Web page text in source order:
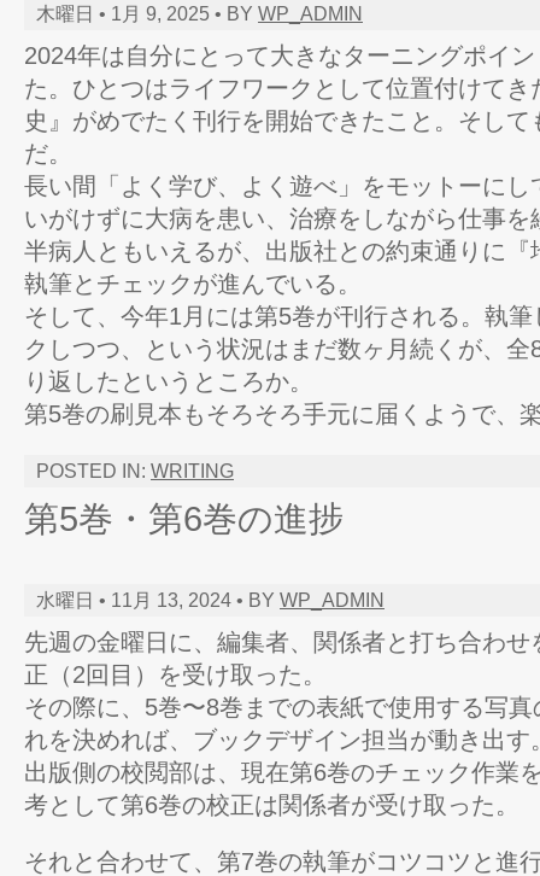
木曜日 • 1月 9, 2025 • BY WP_ADMIN
2024年は自分にとって大きなターニングポイ
た。ひとつはライフワークとして位置付けて
史』がめでたく刊行を開始できたこと。そし
だ。
長い間「よく学び、よく遊べ」をモットーに
いがけずに大病を患い、治療をしながら仕事
半病人ともいえるが、出版社との約束通りに
執筆とチェックが進んでいる。
そして、今年1月には第5巻が刊行される。執
クしつつ、という状況はまだ数ヶ月続くが、
り返したというところか。
第5巻の刷見本もそろそろ手元に届くようで、
POSTED IN: WRITING
第5巻・第6巻の進捗
水曜日 • 11月 13, 2024 • BY WP_ADMIN
先週の金曜日に、編集者、関係者と打ち合わ
正（2回目）を受け取った。
その際に、5巻〜8巻までの表紙で使用する写
れを決めれば、ブックデザイン担当が動き出す
出版側の校閲部は、現在第6巻のチェック作業
考として第6巻の校正は関係者が受け取った。
それと合わせて、第7巻の執筆がコツコツと進